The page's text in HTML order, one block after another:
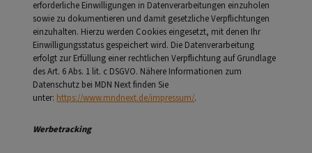
erforderliche Einwilligungen in Datenverarbeitungen einzuholen
sowie zu dokumentieren und damit gesetzliche Verpflichtungen
einzuhalten. Hierzu werden Cookies eingesetzt, mit denen Ihr
Einwilligungsstatus gespeichert wird. Die Datenverarbeitung
erfolgt zur Erfüllung einer rechtlichen Verpflichtung auf Grundlage
des Art. 6 Abs. 1 lit. c DSGVO. Nähere Informationen zum
Datenschutz bei MDN Next finden Sie
unter: https://www.mndnext.de/impressum/.
Werbetracking